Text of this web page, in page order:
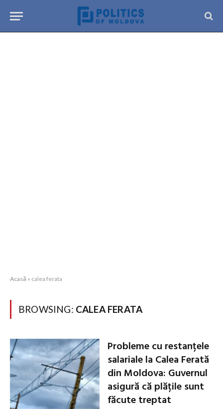
Acasă » calea ferata
BROWSING: CALEA FERATA
Probleme cu restanțele
salariale la Calea Ferată
din Moldova: Guvernul
asigură că plățile sunt
făcute treptat